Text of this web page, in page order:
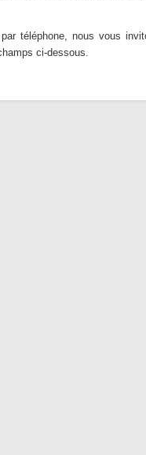
téléphone, nous vous
ci-dessous.